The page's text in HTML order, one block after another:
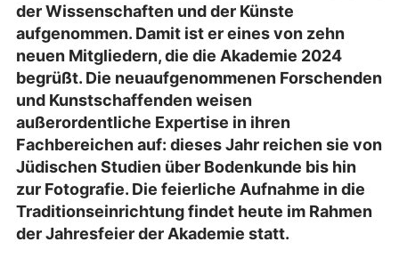
der Wissenschaften und der Künste
aufgenommen. Damit ist er eines von zehn
neuen Mitgliedern, die die Akademie 2024
begrüßt. Die neuaufgenommenen Forschenden
und Kunstschaffenden weisen
außerordentliche Expertise in ihren
Fachbereichen auf: dieses Jahr reichen sie von
Jüdischen Studien über Bodenkunde bis hin
zur Fotografie. Die feierliche Aufnahme in die
Traditionseinrichtung findet heute im Rahmen
der Jahresfeier der Akademie statt.